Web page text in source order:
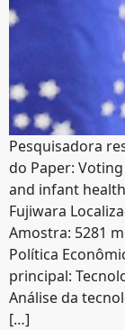
Pesquisadora
do Paper:
and infant
Fujiwara
Amostra: 5281
Política
principal:
Análise da
[…]